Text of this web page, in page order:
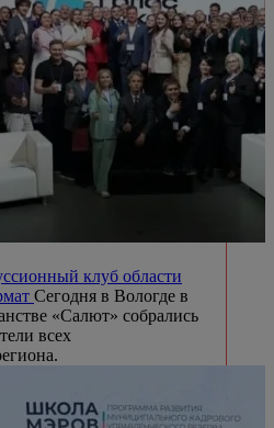
клуб области
Сегодня в Вологде в
«Салют» собрались
всех